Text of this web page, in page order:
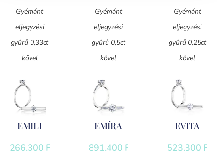
Gyémánt
eljegyzési
gyűrű 0,33ct
kővel
Gyémánt
eljegyzési
gyűrű 0,5ct
kővel
Gyémánt
eljegyzési
gyűrű 0,25ct
kővel
EMILI
266.300 Ft
EMÍRA
891.400 Ft
EVITA
523.300 Ft